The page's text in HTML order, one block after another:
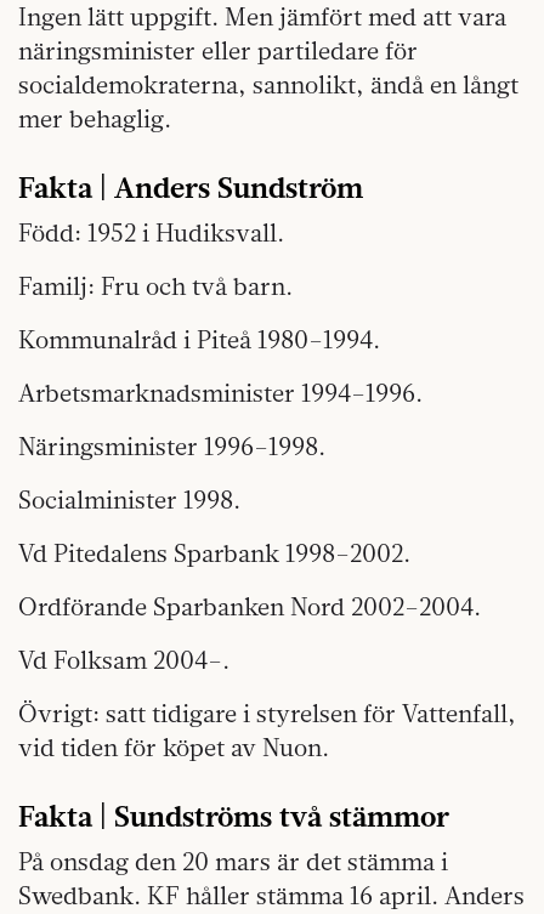
Ingen lätt uppgift. Men jämfört med att vara
näringsminister eller partiledare för
socialdemokraterna, sannolikt, ändå en långt
mer behaglig.
Fakta | Anders Sundström
Född: 1952 i Hudiksvall.
Familj: Fru och två barn.
Kommunalråd i Piteå 1980–1994.
Arbetsmarknadsminister 1994–1996.
Näringsminister 1996–1998.
Socialminister 1998.
Vd Pitedalens Sparbank 1998–2002.
Ordförande Sparbanken Nord 2002–2004.
Vd Folksam 2004–.
Övrigt: satt tidigare i styrelsen för Vattenfall,
vid tiden för köpet av Nuon.
Fakta | Sundströms två stämmor
På onsdag den 20 mars är det stämma i
Swedbank. KF håller stämma 16 april. Anders